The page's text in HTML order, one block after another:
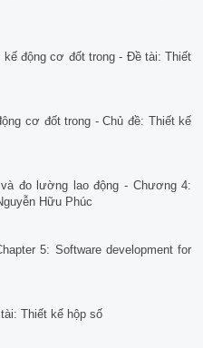
động cơ đốt trong - Đề tài: Thiết
cơ đốt trong - Chủ đề: Thiết kế
đo lường lao động - Chương 4:
Hữu Phúc
5: Software development for
Thiết kế hộp số